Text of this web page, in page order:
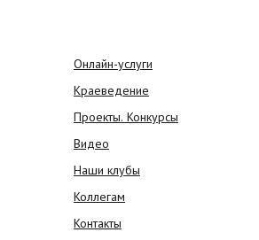
Онлайн-услуги
Краеведение
Проекты. Конкурсы
Видео
Наши клубы
Коллегам
Контакты